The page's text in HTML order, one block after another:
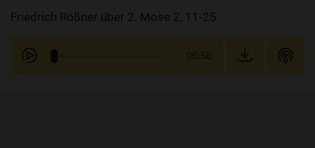
AUDIOTHEK
PROGRAMM
Friedrich Rößner über 2. Mose 2, 11-25
06:58